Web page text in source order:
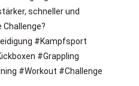
schneller und
#Kampfsport
#Grappling
#Workout #Challenge